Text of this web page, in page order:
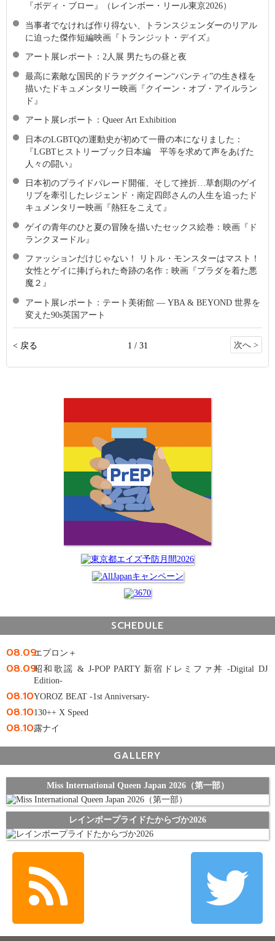
『ボディ・ブロー』（レインボー・リール東京2026）
当事者でなければ作り得ない、トランスジェンダーのリアル
に迫った傑作短編映画『トランジット・デイズ』
アート展レポート：2人展 男たちの昼と夜
最高に素敵な国⺠的ドラァグクイーン“パンティ”の生き様を
描いたドキュメンタリー映画『クイーン・オブ・アイルラン
ド』
アート展レポート：Queer Art Exhibition
日本のLGBTQの運動史が初めて一冊の本になりました：
『LGBTヒストリーブック日本編 平等を求めて声をあげた
人々の闘い』
日本初のプライドパレード開催、そして挫折…草創期のゲイ
リブを牽引したレジェンド・南定四郎さんの人生を追ったド
キュメンタリー映画『熱狂をこえて』
ゲイの青年のひと夏の冒険を描いたセックス絵巻：映画『ド
ランクヌードル』
ファッションだけじゃない！ リトル・モンスターはマスト！
女性とゲイに捧げられた奇跡の名作：映画『プラダを着た悪
魔２』
アート展レポート：テート美術館 ― YBA & BEYOND 世界を
変えた90s英国アート
< 戻る 1 / 31 次へ >
SCHEDULE
08.09エプロン＋
08.09昭和歌謡 & J-POP PARTY 新宿ドレミファ丼 -Digital DJ
Edition-
08.10YOROZ BEAT -1st Anniversary-
08.10130++ X Speed
08.10露ナイ
GALLERY
Miss International Queen Japan 2026（第一部）
レインボープライドたからづか2026